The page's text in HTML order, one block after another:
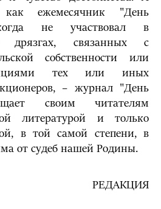
ежемесячник "День
не участвовал в
дрязгах, связанных с
собственности или
тех или иных
– журнал "День
своим читателям
литературой и только
в той самой степени, в
от судеб нашей Родины.
РЕДАКЦИЯ